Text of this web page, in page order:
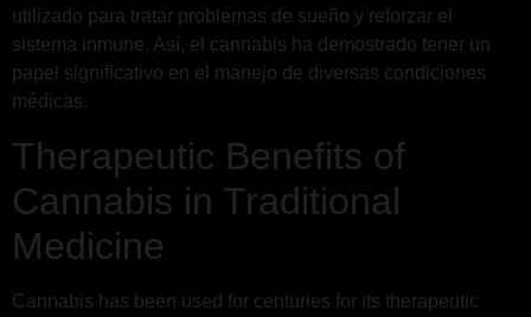
utilizado para tratar problemas de sueño y reforzar el
sistema inmune. Así, el cannabis ha demostrado tener un
papel significativo en el manejo de diversas condiciones
médicas.
Therapeutic Benefits of
Cannabis in Traditional
Medicine
Cannabis has been used for centuries for its therapeutic